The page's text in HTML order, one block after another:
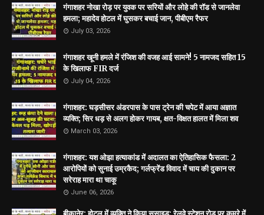
गंगाशहर नोखा रोड़ पर युवक पर सरियों और लोहे की रॉड से जानलेवा
हमला; महादेव होटल में घुसकर बचाई जान, पीबीएम रैफर
July 03, 2026
गंगाशहर खूनी हमले में रंजिश की वजह आई सामने! 5 नामजद सहित 15
के खिलाफ FIR दर्ज
July 04, 2026
गंगाशहर: घड़सीसर अंडरपास के पास ट्रेन की चपेट में आया अज्ञात
व्यक्ति; सिर धड़ से अलग होकर गायब, क्षत-विक्षत हालत में मिला शव
March 03, 2026
गंगाशहर: यश ओझा हत्याकांड में अदालत का ऐतिहासिक फैसला: 2
आरोपियों को सुनाई उम्रकैद; गर्लफ्रेंड विवाद में चाय की दुकान पर
सरेराह मारा था चाकू
June 06, 2026